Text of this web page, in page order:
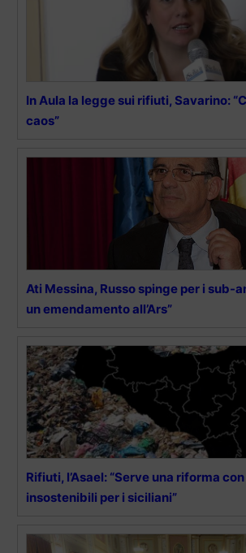
In Aula la legge sui rifiuti, Savarino:
caos”
Ati Messina, Russo spinge per i sub-
un emendamento all’Ars”
Rifiuti, l’Asael: “Serve una riforma
insostenibili per i siciliani”